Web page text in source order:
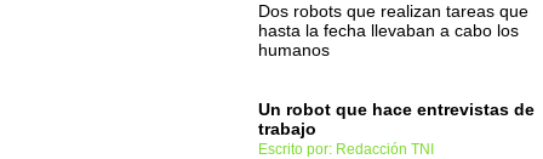
Dos robots que realizan tareas que
hasta la fecha llevaban a cabo los
humanos
Un robot que hace entrevistas de
trabajo
Escrito por: Redacción TNI